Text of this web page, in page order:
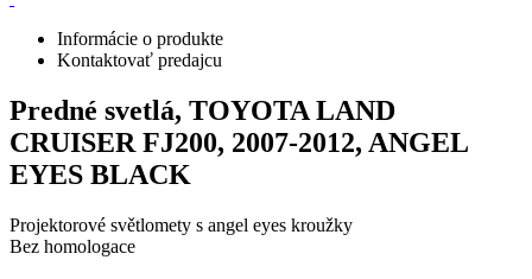
Informácie o produkte
Kontaktovať predajcu
Predné svetlá, TOYOTA LAND
CRUISER FJ200, 2007-2012, ANGEL
EYES BLACK
Projektorové světlomety s angel eyes kroužky
Bez homologace